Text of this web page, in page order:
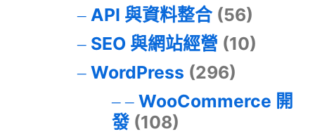
API 與資料整合(56)
SEO 與網站經營 (10)
WordPress (296)
WooCommerce 開
發(108)